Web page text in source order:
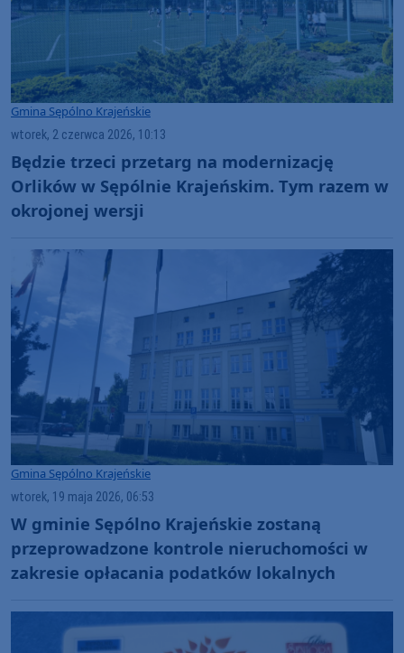
Gmina Sępólno Krajeńskie
wtorek, 2 czerwca 2026, 10:13
Będzie trzeci przetarg na modernizację
Orlików w Sępólnie Krajeńskim. Tym razem w
okrojonej wersji
Gmina Sępólno Krajeńskie
wtorek, 19 maja 2026, 06:53
W gminie Sępólno Krajeńskie zostaną
przeprowadzone kontrole nieruchomości w
zakresie opłacania podatków lokalnych